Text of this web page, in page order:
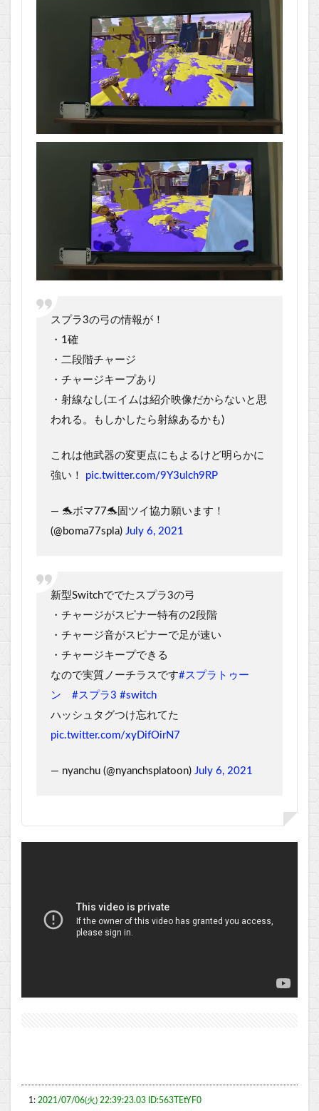
スプラ3の弓の情報が！
・1確
・二段階チャージ
・チャージキープあり
・射線なし(エイムは紹介映像だからないと思
われる。もしかしたら射線あるかも)
これは他武器の変更点にもよるけど明らかに
強い！ pic.twitter.com/9Y3ulch9RP
— 🐬ボマ77🐬固ツイ協力願います！
(@boma77spla) July 6, 2021
新型Switchででたスプラ3の弓
・チャージがスピナー特有の2段階
・チャージ音がスピナーで足が速い
・チャージキープできる
なので実質ノーチラスです#スプラトゥー
ン
#スプラ3 #switch
ハッシュタグつけ忘れてた
pic.twitter.com/xyDifOirN7
— nyanchu (@nyanchsplatoon) July 6, 2021
1: 2021/07/06(火) 22:39:23.03 ID:563TEtYF0